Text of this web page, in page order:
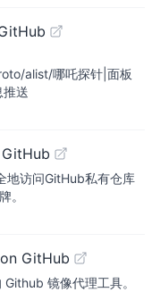
alist/哪吒探针|面板
送
地访问GitHub私有仓库
。
GitHub
镜像代理工具。